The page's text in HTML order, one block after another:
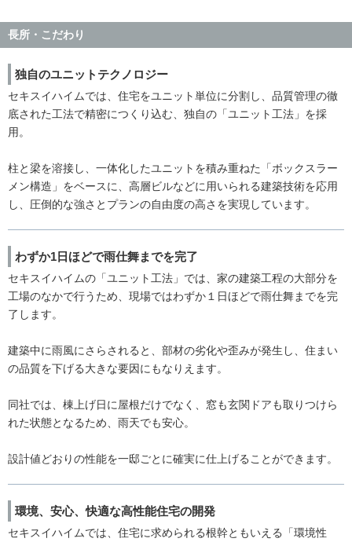
長所・こだわり
独自のユニットテクノロジー
セキスイハイムでは、住宅をユニット単位に分割し、品質管理の徹
底された工法で精密につくり込む、独自の「ユニット工法」を採
用。
柱と梁を溶接し、一体化したユニットを積み重ねた「ボックスラー
メン構造」をベースに、高層ビルなどに用いられる建築技術を応用
し、圧倒的な強さとプランの自由度の高さを実現しています。
わずか1日ほどで雨仕舞までを完了
セキスイハイムの「ユニット工法」では、家の建築工程の大部分を
工場のなかで行うため、現場ではわずか１日ほどで雨仕舞までを完
了します。
建築中に雨風にさらされると、部材の劣化や歪みが発生し、住まい
の品質を下げる大きな要因にもなりえます。
同社では、棟上げ日に屋根だけでなく、窓も玄関ドアも取りつけら
れた状態となるため、雨天でも安心。
設計値どおりの性能を一邸ごとに確実に仕上げることができます。
環境、安心、快適な高性能住宅の開発
セキスイハイムでは、住宅に求められる根幹ともいえる「環境性